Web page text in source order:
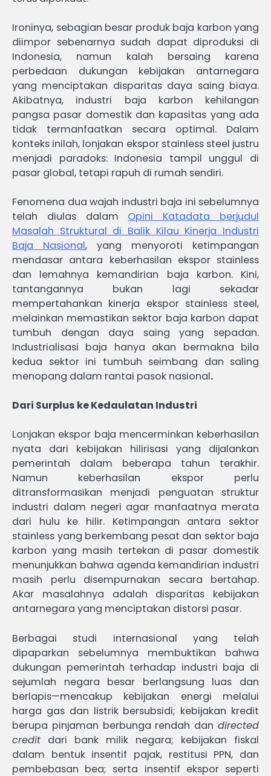
Ironinya, sebagian besar produk baja karbon yang
diimpor sebenarnya sudah dapat diproduksi di
Indonesia, namun kalah bersaing karena
perbedaan dukungan kebijakan antarnegara
yang menciptakan disparitas daya saing biaya.
Akibatnya, industri baja karbon kehilangan
pangsa pasar domestik dan kapasitas yang ada
tidak termanfaatkan secara optimal. Dalam
konteks inilah, lonjakan ekspor stainless steel justru
menjadi paradoks: Indonesia tampil unggul di
pasar global, tetapi rapuh di rumah sendiri.
Fenomena dua wajah industri baja ini sebelumnya
telah diulas dalam Opini Katadata berjudul
Masalah Struktural di Balik Kilau Kinerja Industri
Baja Nasional, yang menyoroti ketimpangan
mendasar antara keberhasilan ekspor stainless
dan lemahnya kemandirian baja karbon. Kini,
tantangannya bukan lagi sekadar
mempertahankan kinerja ekspor stainless steel,
melainkan memastikan sektor baja karbon dapat
tumbuh dengan daya saing yang sepadan.
Industrialisasi baja hanya akan bermakna bila
kedua sektor ini tumbuh seimbang dan saling
menopang dalam rantai pasok nasional.
Dari Surplus ke Kedaulatan Industri
Lonjakan ekspor baja mencerminkan keberhasilan
nyata dari kebijakan hilirisasi yang dijalankan
pemerintah dalam beberapa tahun terakhir.
Namun keberhasilan ekspor perlu
ditransformasikan menjadi penguatan struktur
industri dalam negeri agar manfaatnya merata
dari hulu ke hilir. Ketimpangan antara sektor
stainless yang berkembang pesat dan sektor baja
karbon yang masih tertekan di pasar domestik
menunjukkan bahwa agenda kemandirian industri
masih perlu disempurnakan secara bertahap.
Akar masalahnya adalah disparitas kebijakan
antarnegara yang menciptakan distorsi pasar.
Berbagai studi internasional yang telah
dipaparkan sebelumnya membuktikan bahwa
dukungan pemerintah terhadap industri baja di
sejumlah negara besar berlangsung luas dan
berlapis—mencakup kebijakan energi melalui
harga gas dan listrik bersubsidi; kebijakan kredit
berupa pinjaman berbunga rendah dan directed
credit dari bank milik negara; kebijakan fiskal
dalam bentuk insentif pajak, restitusi PPN, dan
pembebasan bea; serta insentif ekspor seperti